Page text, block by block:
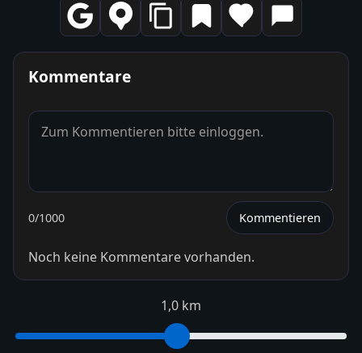
Kommentare
0/1000 Kommentieren
Noch keine Kommentare vorhanden.
1,0 km